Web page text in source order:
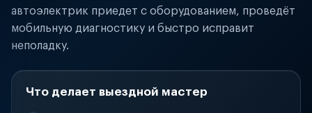
автоэлектрик приедет с оборудованием, проведёт
мобильную диагностику и быстро исправит
неполадку.
Что делает выездной мастер